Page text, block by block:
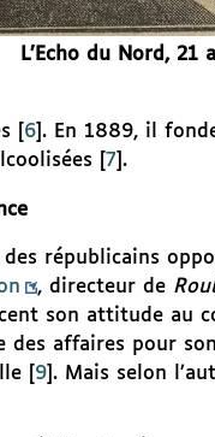
L’Echo du Nord, 21
6] . En 1889, il
7 .
républicains
, directeur de
son attitude au
des affaires pour
[ 9] . Mais selon